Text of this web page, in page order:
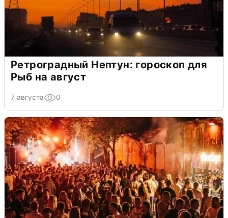
Ретроградный Нептун: гороскоп для
Рыб на август
7 августа 0